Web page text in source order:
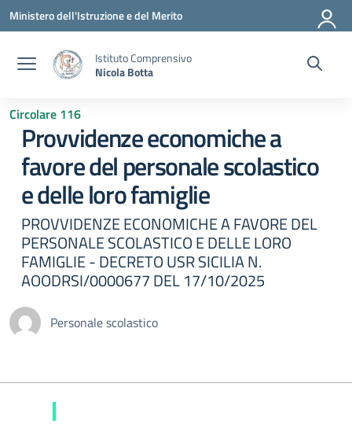
Vai ai contenuti
Vai al menu di navigazione
Vai al footer
Ministero dell'Istruzione e del Merito
Istituto Comprensivo
Nicola Botta
Circolare 116
Provvidenze economiche a
favore del personale scolastico
e delle loro famiglie
PROVVIDENZE ECONOMICHE A FAVORE DEL
PERSONALE SCOLASTICO E DELLE LORO
FAMIGLIE - DECRETO USR SICILIA N.
AOODRSI/0000677 DEL 17/10/2025
Personale scolastico